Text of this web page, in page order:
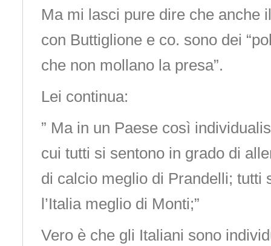
Ma mi lasci pure dire che anche
con Buttiglione e co. sono dei
che non mollano la presa”.
Lei continua:
” Ma in un Paese così
cui tutti si sentono in grado di
di calcio meglio di Prandelli; tutti
l’Italia meglio di Monti;”
Vero è che gli Italiani sono